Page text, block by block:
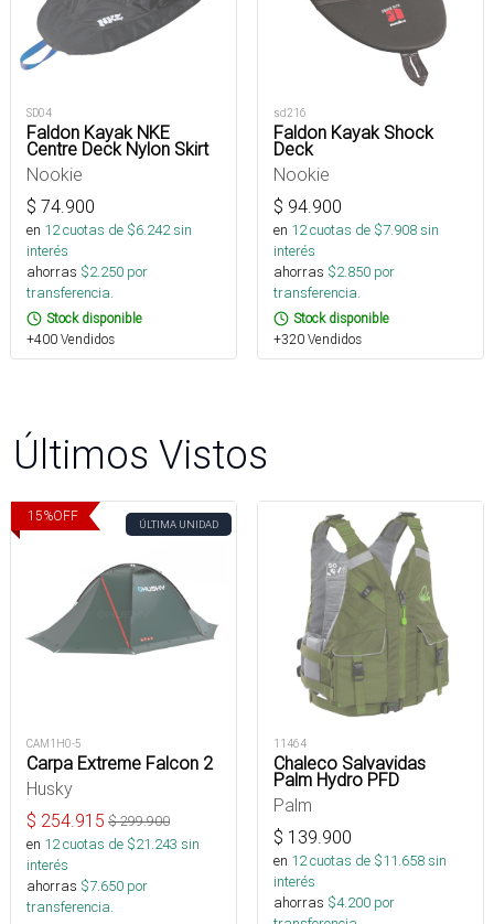
SD04
Faldon Kayak NKE
Centre Deck Nylon Skirt
Nookie
$ 74.900
en 12cuotas de $6.242sin
interés
ahorras $2.250 por
transferencia.
Stock disponible
+400 Vendidos
sd216
Faldon Kayak Shock
Deck
Nookie
$ 94.900
en 12cuotas de $7.908sin
interés
ahorras $2.850 por
transferencia.
Stock disponible
+320 Vendidos
Últimos Vistos
15%OFF
ÚLTIMA UNIDAD
CAM1H0-5
Carpa Extreme Falcon 2
Husky
$ 254.915 $299.900
en 12cuotas de $21.243 sin
interés
ahorras $7.650 por
transferencia.
11464
Chaleco Salvavidas
Palm Hydro PFD
Palm
$ 139.900
en 12cuotas de $11.658sin
interés
ahorras $4.200 por